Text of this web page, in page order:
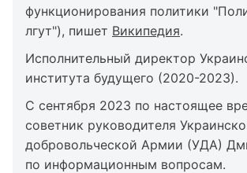
функционирования политики
лгут"), пишет Википедия.
Исполнительный директор
института будущего (2020-2023).
С сентября 2023 по настоящее
советник руководителя
добровольческой Армии (УДА)
по информационным вопросам.